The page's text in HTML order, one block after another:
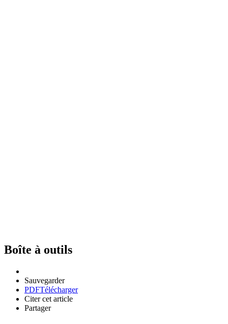
Boîte à outils
Sauvegarder
PDFTélécharger
Citer cet article
Partager